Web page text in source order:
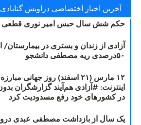
آخرین اخبار اختصاصی دراویش گنابادی
حکم شش سال حبس امیر نوری
آزادی از زندان و بستری در بیمارستان/
۵۰درصدی ریه مصطفی دانشجو
۱۲ مارس (۲۱ اسفند) روز جهانی
در کشورهای خود رفع مسدودیت کرد
یک سال از بازداشت مصطفی عبدی